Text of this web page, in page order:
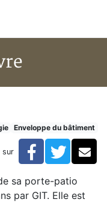
Enveloppe du bâtiment
sur Facebook
sa porte-patio
par GIT. Elle est